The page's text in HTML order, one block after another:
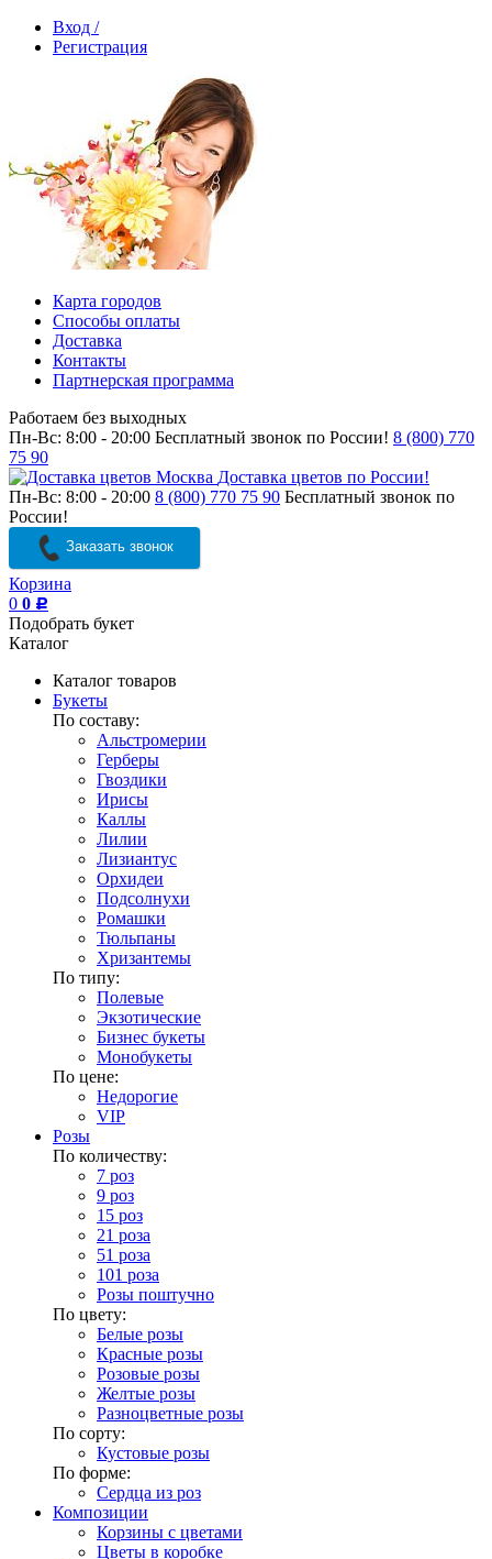
Вход /
Регистрация
Карта городов
Способы оплаты
Доставка
Контакты
Партнерская программа
Работаем без выходных
Пн-Вс: 8:00 - 20:00 Бесплатный звонок по России! 8 (800) 770
75 90
Доставка цветов по России!
Пн-Вс: 8:00 - 20:00 8 (800) 770 75 90 Бесплатный звонок по
России!
Заказать звонок
Корзина
0 0 Р
Подобрать букет
Каталог
Каталог товаров
Букеты
По составу:
Альстромерии
Герберы
Гвоздики
Ирисы
Каллы
Лилии
Лизиантус
Орхидеи
Подсолнухи
Ромашки
Тюльпаны
Хризантемы
По типу:
Полевые
Экзотические
Бизнес букеты
Монобукеты
По цене:
Недорогие
VIP
Розы
По количеству:
7 роз
9 роз
15 роз
21 роза
51 роза
101 роза
Розы поштучно
По цвету:
Белые розы
Красные розы
Розовые розы
Желтые розы
Разноцветные розы
По сорту:
Кустовые розы
По форме:
Сердца из роз
Композиции
Корзины с цветами
Цветы в коробке